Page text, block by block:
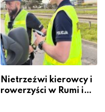
Nietrzeźwi kierowcy i
rowerzyści w Rumi i